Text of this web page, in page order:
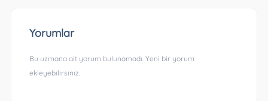
Yorumlar
Bu uzmana ait yorum bulunamadı. Yeni bir yorum
ekleyebilirsiniz.